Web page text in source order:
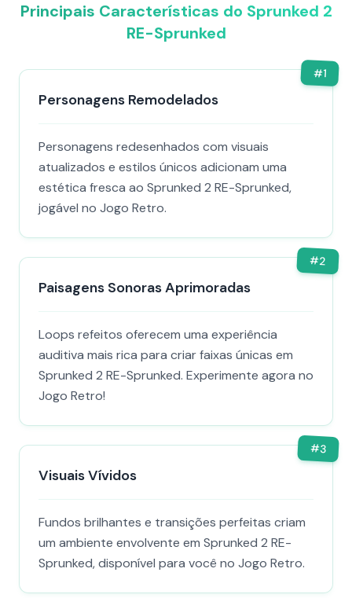
Principais Características do Sprunked 2
RE-Sprunked
#1
Personagens Remodelados
Personagens redesenhados com visuais
atualizados e estilos únicos adicionam uma
estética fresca ao Sprunked 2 RE-Sprunked,
jogável no Jogo Retro.
#2
Paisagens Sonoras Aprimoradas
Loops refeitos oferecem uma experiência
auditiva mais rica para criar faixas únicas em
Sprunked 2 RE-Sprunked. Experimente agora no
Jogo Retro!
#3
Visuais Vívidos
Fundos brilhantes e transições perfeitas criam
um ambiente envolvente em Sprunked 2 RE-
Sprunked, disponível para você no Jogo Retro.